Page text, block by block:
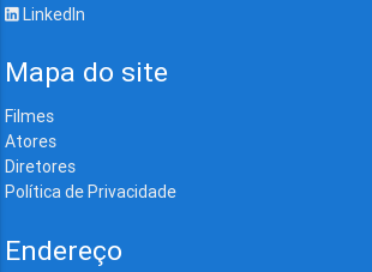
LinkedIn
Mapa do site
Filmes
Atores
Diretores
Política de Privacidade
Endereço